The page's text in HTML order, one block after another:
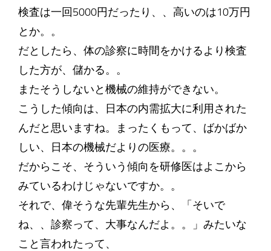
検査は一回5000円だったり、、高いのは10万円
とか。。
だとしたら、体の診察に時間をかけるより検査
した方が、儲かる。。
またそうしないと機械の維持ができない。
こうした傾向は、日本の内需拡大に利用された
んだと思いますね。まったくもって、ばかばか
しい、日本の機械だよりの医療。。。
だからこそ、そういう傾向を研修医はよこから
みているわけじゃないですか。。
それで、偉そうな先輩先生から、「そいで
ね、、診察って、大事なんだよ。。」みたいな
こと言われたって、